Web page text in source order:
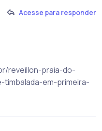
Acesse para responder
reveillon-praia-do-
em-primeira-